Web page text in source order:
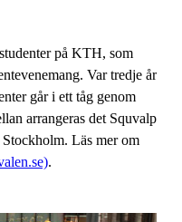
på KTH, som
Var tredje år
går i ett tåg genom
arrangeras det Squvalp
Läs mer om
.